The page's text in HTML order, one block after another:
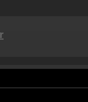
Emirat Arab